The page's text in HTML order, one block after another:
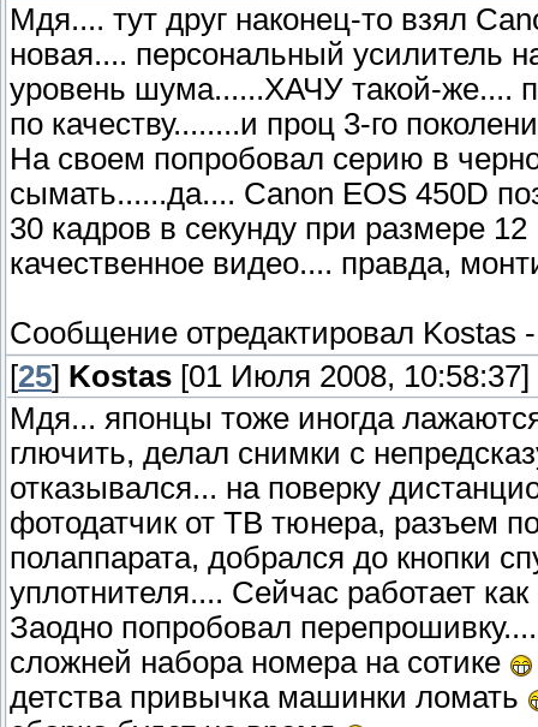
Мдя.... тут друг наконец-то взял
новая.... персональный усилитель
уровень шума......ХАЧУ такой-же....
по качеству........и проц 3-го
На своем попробовал серию в
сымать......да.... Canon EOS 450D
30 кадров в секунду при размере
качественное видео.... правда,
Сообщение отредактировал Kostas
[25] Kostas [01 Июля 2008, 10:58:37]
Мдя... японцы тоже иногда
глючить, делал снимки с
отказывался... на поверку
фотодатчик от ТВ тюнера, разъем
полаппарата, добрался до кнопки
уплотнителя.... Сейчас работает
Заодно попробовал
сложней набора номера на сотике
детства привычка машинки ломать